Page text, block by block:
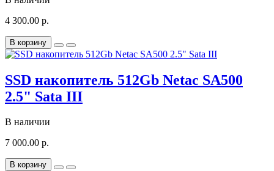
4 300.00 р.
В корзину
SSD накопитель 512Gb Netac SA500
2.5" Sata III
В наличии
7 000.00 р.
В корзину